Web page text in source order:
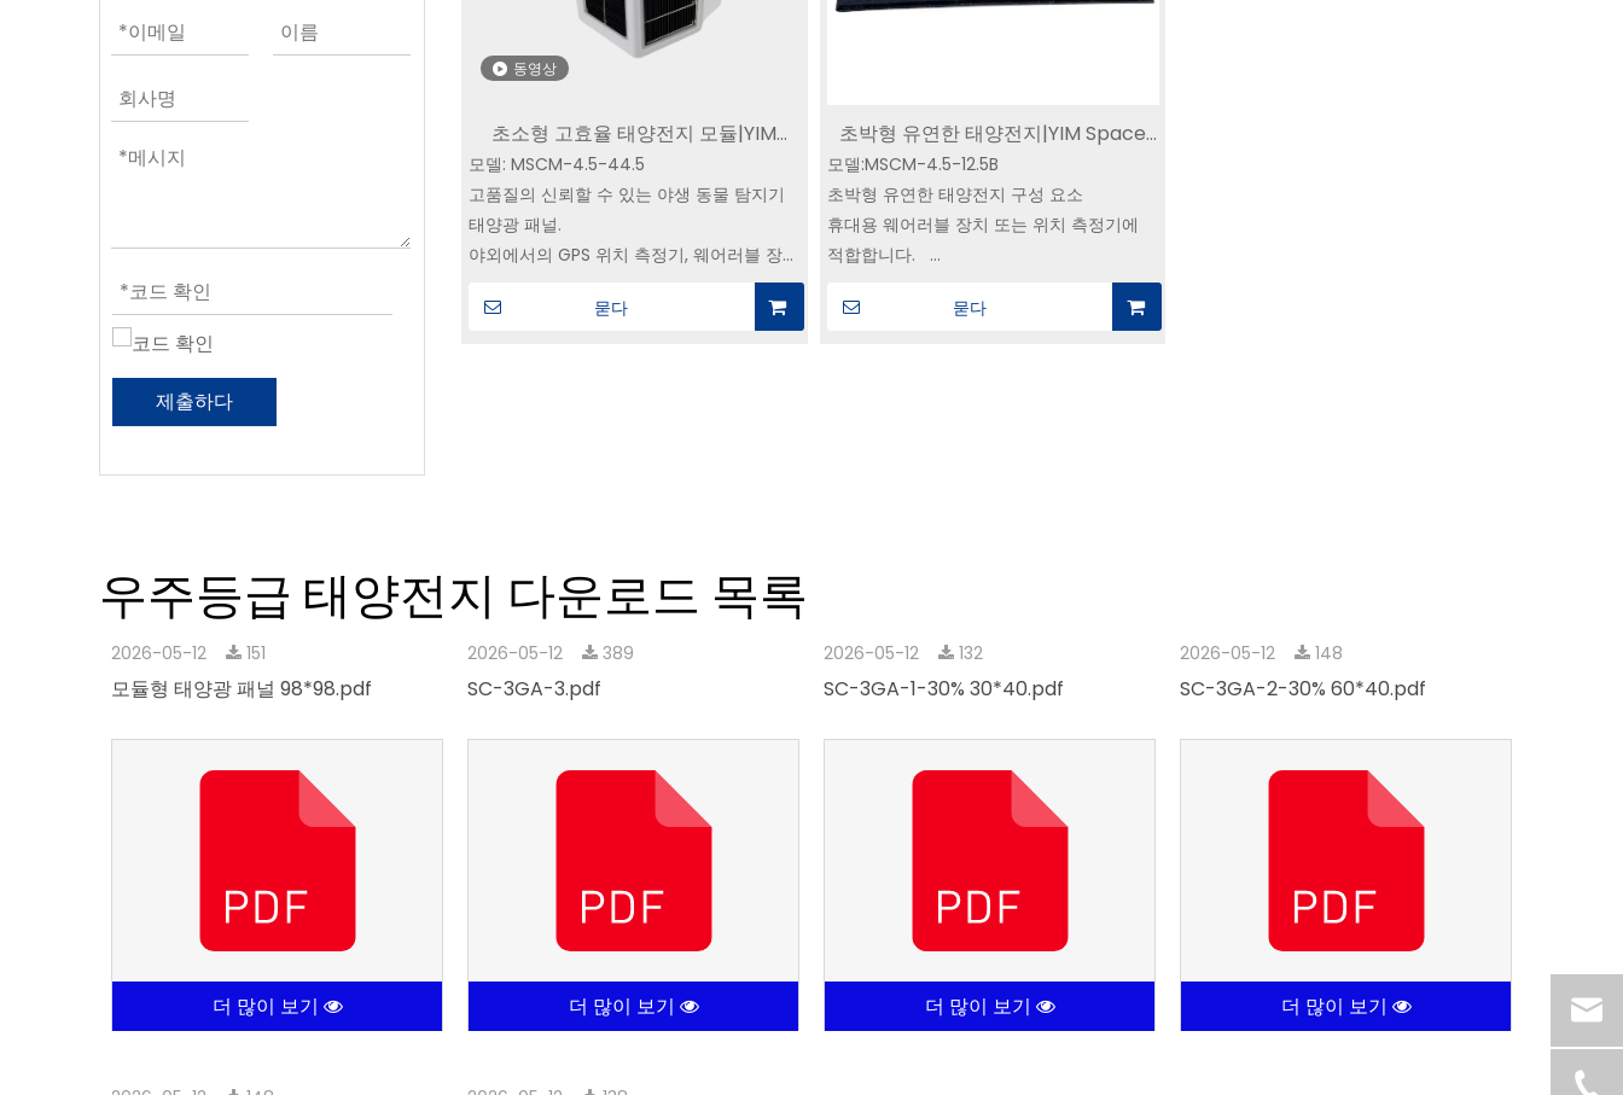
제출하다
동영상
초소형 고효율 태양전지 모듈|YIM
China, IoT용 소형 태양전지 모듈 제조
모델: MSCM-4.5-44.5
고품질의 신뢰할 수 있는 야생 동물 탐지기
태양광 패널.
야외에서의 GPS 위치 측정기, 웨어러블 장치
다양한 마이크로전자 산업을 위한 전원 공급
묻다
초박형 유연한 태양전지|YIM Space
GPS 태양광 추적기(야생동물용)
모델:MSCM-4.5-12.5B
초박형 유연한 태양전지 구성 요소
휴대용 웨어러블 장치 또는 위치 측정기에
적합합니다.
묻다
우주등급 태양전지 다운로드 목록
2026-05-12 151
모듈형 태양광 패널 98*98.pdf
더 많이 보기
2026-05-12 389
SC-3GA-3.pdf
더 많이 보기
2026-05-12 132
SC-3GA-1-30% 30*40.pdf
더 많이 보기
2026-05-12 148
SC-3GA-2-30% 60*40.pdf
더 많이 보기